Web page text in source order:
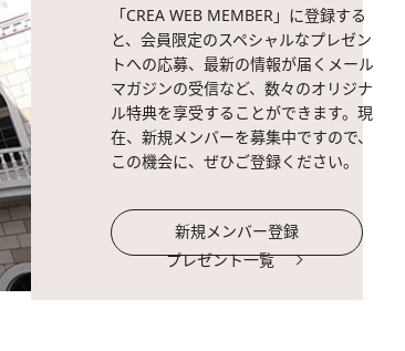
「CREA WEB MEMBER」に登録する
と、会員限定のスペシャルなプレゼン
トへの応募、最新の情報が届くメール
マガジンの受信など、数々のオリジナ
ル特典を享受することができます。現
在、新規メンバーを募集中ですので、
この機会に、ぜひご登録ください。
新規メンバー登録
プレゼント一覧